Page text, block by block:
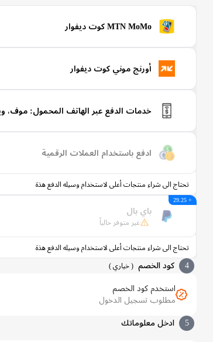
MTN MoMo كوت ديفوار
أورنج موني كوت ديفوار
خدمات الدفع عبر الهاتف المحمول: موف،
ادفع باستخدام العملات الرقمية
تحتاج الى شراء منتجات أعلى لاستخدام وسيله الدفع هذة
باي بال
غير متوفر حالياً
+ 29.25
تحتاج الى شراء منتجات أعلى لاستخدام وسيله الدفع هذة
4 كود الخصم ( خياري )
استخدم كود الخصم
مطلوب تسجيل الدخول
5 ادخل معلوماتك